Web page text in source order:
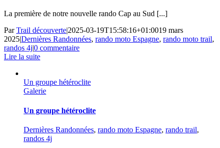
La première de notre nouvelle rando Cap au Sud [...]
ParTrail découverte|2025-03-19T15:58:16+01:0019 mars
2025|Dernières Randonnées, rando moto Espagne, rando moto trail,
randos 4j|0 commentaire
Lire la suite
Un groupe hétéroclite
Galerie
Un groupe hétéroclite
Dernières Randonnées, rando moto Espagne, rando trail,
randos 4j